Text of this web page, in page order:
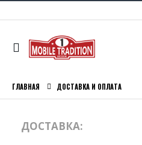
ГЛАВНАЯ ДОСТАВКА И ОПЛАТА
ДОСТАВКА: